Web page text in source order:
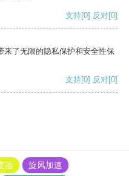
支持[0] 反对[0]
来了无限的隐私保护和安全性保
支持[0] 反对[0]
器
旋风加速